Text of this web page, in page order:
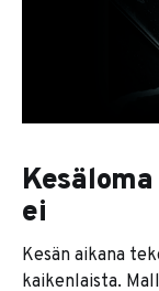
ei
Kesän aikana
kaikenlaista.